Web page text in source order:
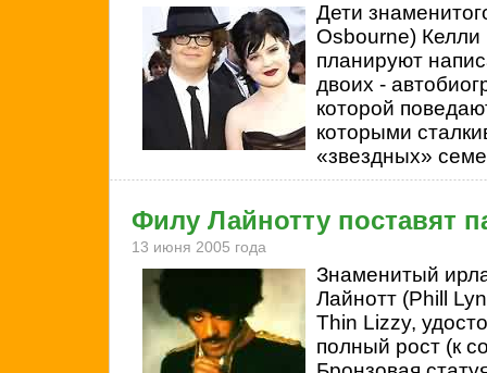
Дети
Osbourne) Келли
планируют
двоих -
которой
которыми
«звездных»
Филу Лайнотту поставят
13 июня 2005 года
Знаменитый
Лайнотт (Phill
Thin Lizzy,
полный рост (к